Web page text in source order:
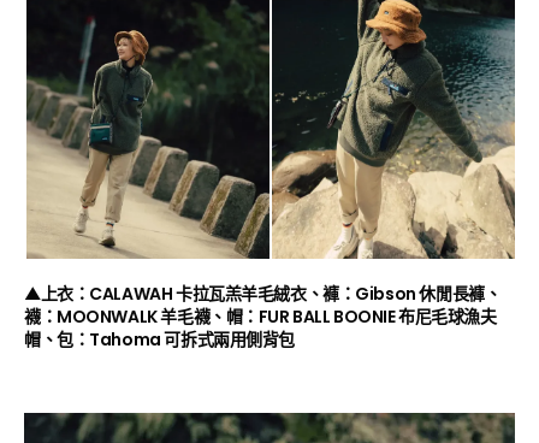
▲上衣：CALAWAH 卡拉瓦羔羊毛絨衣、褲：Gibson 休閒長褲、
襪：MOONWALK 羊毛襪、帽：FUR BALL BOONIE 布尼毛球漁夫
帽、包：Tahoma 可拆式兩用側背包